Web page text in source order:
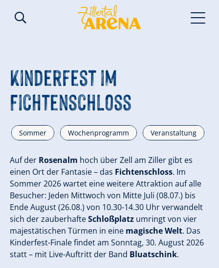
Kinderfest im
Fichtenschloss
Sommer Wochenprogramm Veranstaltung
Auf der Rosenalm hoch über Zell am Ziller gibt es
einen Ort der Fantasie – das Fichtenschloss. Im
Sommer 2026 wartet eine weitere Attraktion auf alle
Besucher: Jeden Mittwoch von Mitte Juli (08.07.) bis
Ende August (26.08.) von 10.30-14.30 Uhr verwandelt
sich der zauberhafteSchloßplatz umringt von vier
majestätischen Türmen in eine magische Welt. Das
Kinderfest-Finale findet am Sonntag, 30. August 2026
statt – mit Live-Auftritt der Band Bluatschink.